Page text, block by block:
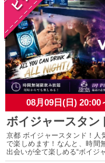
08月09日(日) 20:00
ボイジャースタン
京都 ボイジャースタンド！人
で楽しめます！なんと、時間
出会いが全て楽しめる“ボイジ